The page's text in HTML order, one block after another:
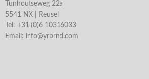
Tunhoutseweg 22a
5541 NX | Reusel
Tel: +31 (0)6 10316033
Email: info@yrbrnd.com